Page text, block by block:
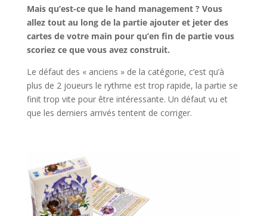
Mais qu’est-ce que le hand management ? Vous
allez tout au long de la partie ajouter et jeter des
cartes de votre main pour qu’en fin de partie vous
scoriez ce que vous avez construit.
Le défaut des « anciens » de la catégorie, c’est qu’à
plus de 2 joueurs le rythme est trop rapide, la partie se
finit trop vite pour être intéressante. Un défaut vu et
que les derniers arrivés tentent de corriger.